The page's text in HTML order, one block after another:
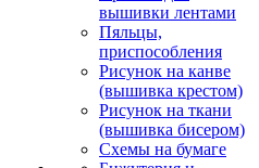
вышивки лентами
Пяльцы,
приспособления
Рисунок на канве
(вышивка крестом)
Рисунок на ткани
(вышивка бисером)
Схемы на бумаге